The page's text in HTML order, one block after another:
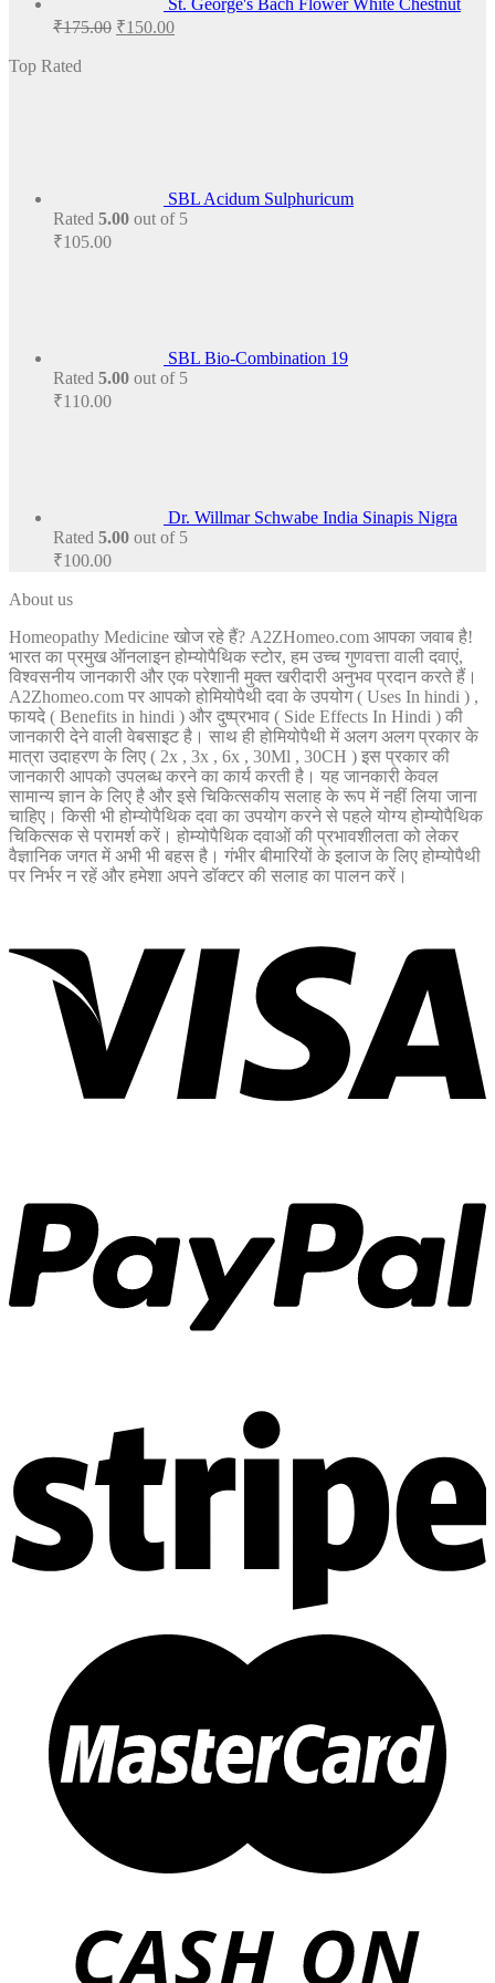
₹175.00 Original
₹150.00Current
Top Rated
SBL Acidum Sulphuricum
Rated 5.00 out of 5
₹105.00
SBL Bio-Combination 19
Rated 5.00 out of 5
₹110.00
Dr. Willmar Schwabe India Sinapis Nigra
Rated 5.00 out of 5
₹100.00
About us
Homeopathy Medicine खोज रहे हैं? A2ZHomeo.com आपका जवाब है!
भारत का प्रमुख ऑनलाइन होम्योपैथिक स्टोर, हम उच्च गुणवत्ता वाली दवाएं,
विश्वसनीय जानकारी और एक परेशानी मुक्त खरीदारी अनुभव प्रदान करते हैं।
A2Zhomeo.com पर आपको होमियोपैथी दवा के उपयोग ( Uses In hindi ) ,
फायदे ( Benefits in hindi ) और दुष्प्रभाव ( Side Effects In Hindi ) की
जानकारी देने वाली वेबसाइट है। साथ ही होमियोपैथी में अलग अलग प्रकार के
मात्रा उदाहरण के लिए ( 2x , 3x , 6x , 30Ml , 30CH ) इस प्रकार की
जानकारी आपको उपलब्ध करने का कार्य करती है। यह जानकारी केवल
सामान्य ज्ञान के लिए है और इसे चिकित्सकीय सलाह के रूप में नहीं लिया जाना
चाहिए। किसी भी होम्योपैथिक दवा का उपयोग करने से पहले योग्य होम्योपैथिक
चिकित्सक से परामर्श करें। होम्योपैथिक दवाओं की प्रभावशीलता को लेकर
वैज्ञानिक जगत में अभी भी बहस है। गंभीर बीमारियों के इलाज के लिए होम्योपैथी
पर निर्भर न रहें और हमेशा अपने डॉक्टर की सलाह का पालन करें।